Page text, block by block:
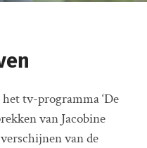
tv-programma ‘De
van Jacobine
van de